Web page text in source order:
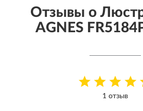
Отзывы о
AGNES
1 отзыв